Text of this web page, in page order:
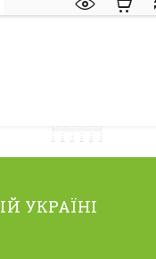
УКРАЇНІ